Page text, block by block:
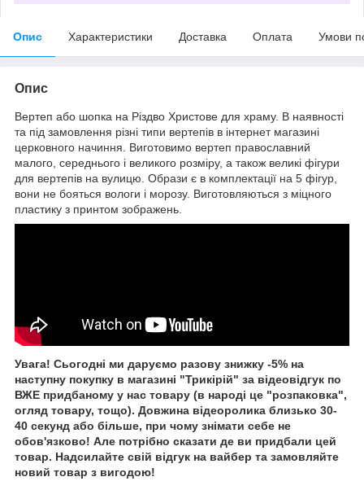
Опис Характеристики Доставка Оплата Умови
Опис
Вертеп або шопка на Різдво Христове для храму. В наявності
та під замовлення різні типи вертепів в інтернет магазині
церковного начиння. Виготовимо вертеп православний
малого, середнього і великого розміру, а також великі фігури
для вертепів на вулицю. Образи є в комплектації на 5 фігур,
вони не бояться вологи і морозу. Виготовляються з міцного
пластику з принтом зображень.
Увага! Сьогодні ми даруємо разову знижку -5% на
наступну покупку в магазині "Трикірій" за відеовідгук по
ВЖЕ придбаному у нас товару (в народі це "розпаковка",
огляд товару, тощо). Довжина відеоролика близько 30-
40 секунд або більше, при чому знімати себе не
обов'язково! Але потрібно сказати де ви придбали цей
товар. Надсилайте свій відгук на вайбер та замовляйте
новий товар з вигодою!